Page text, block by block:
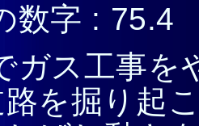
数字 : 75.4
ガス工事を
を掘り起